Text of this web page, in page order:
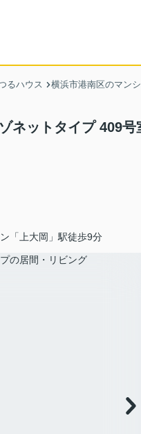
るハウス 横浜市港南区のマン
ネットタイプ 409号
「上大岡」駅徒歩9分